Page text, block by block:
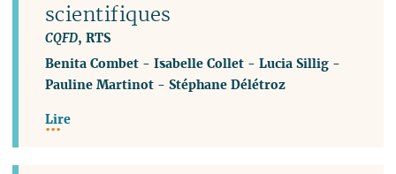
scientifiques
CQFD, RTS
Benita Combet -Isabelle Collet -Lucia Sillig -
Pauline Martinot -Stéphane Délétroz
Lire